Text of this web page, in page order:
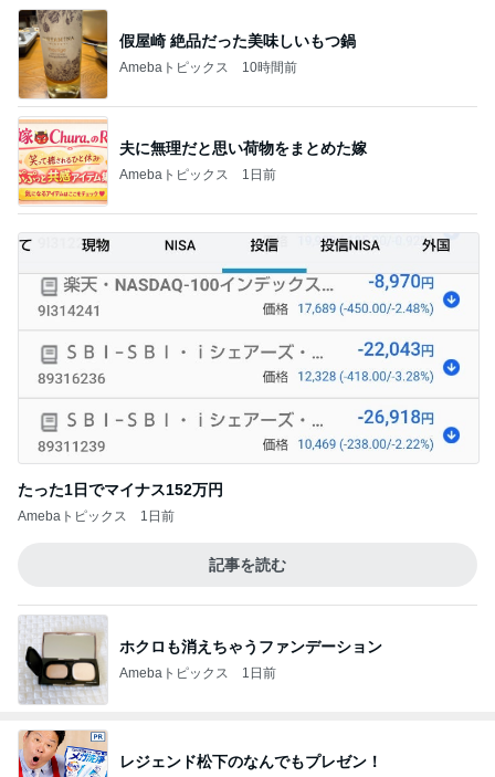
假屋崎 絶品だった美味しいもつ鍋
Amebaトピックス 10時間前
夫に無理だと思い荷物をまとめた嫁
Amebaトピックス 1日前
たった1日でマイナス152万円
Amebaトピックス 1日前
記事を読む
ホクロも消えちゃうファンデーション
Amebaトピックス 1日前
レジェンド松下のなんでもプレゼン！